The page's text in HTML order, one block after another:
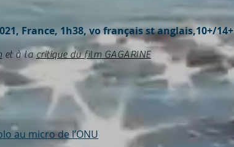
France, 1h38, vo français st anglais,10+/14+
et à lacritique du film GAGARINE
au micro de l’ONU